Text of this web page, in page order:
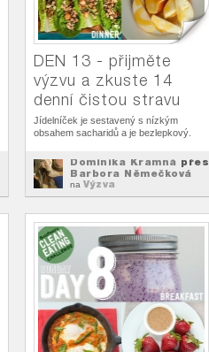
DEN 13 - přijměte
výzvu a zkuste 14
denní čistou stravu
Jídelníček je sestavený s nízkým
obsahem sacharidů a je bezlepkový.
Dominika Kramná přes
Barbora Němečková
na Výzva